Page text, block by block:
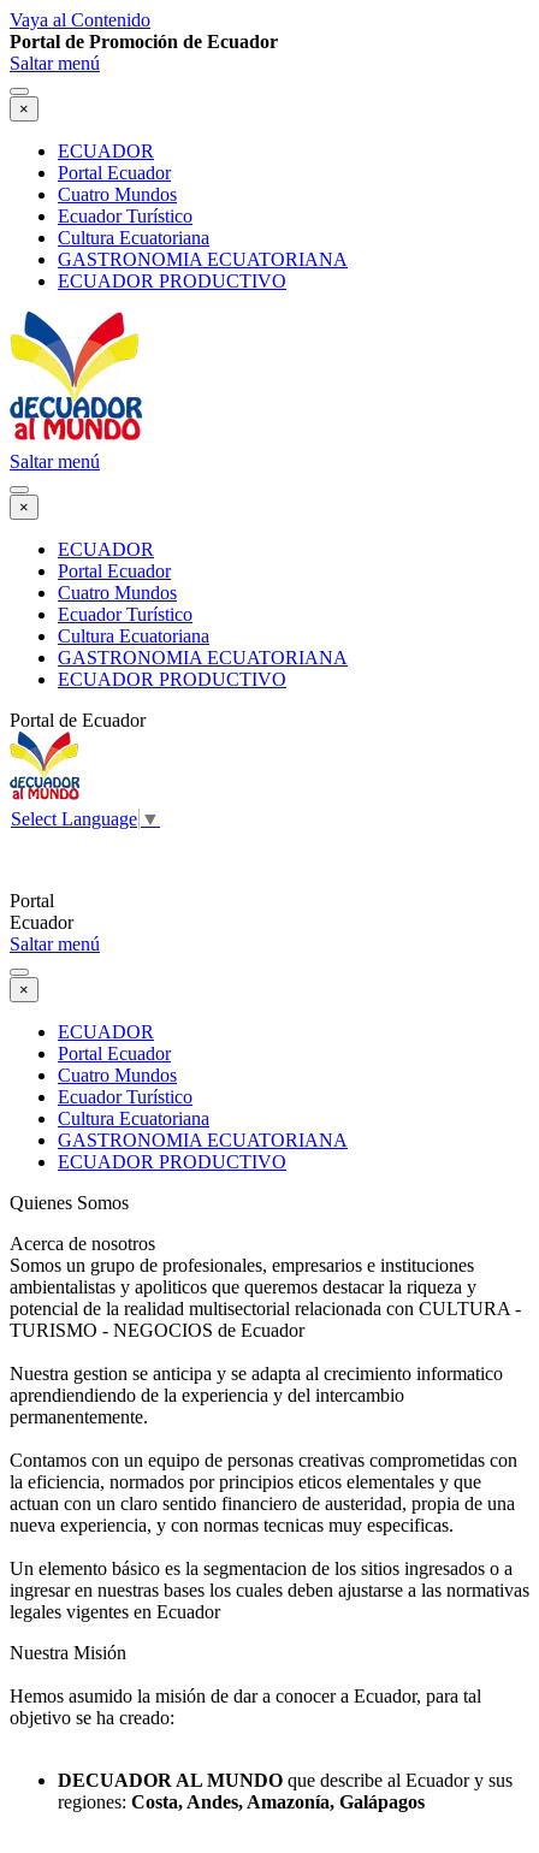
Vaya al Contenido
Portal de Promoción de Ecuador
Saltar menú
×
ECUADOR
Portal Ecuador
Cuatro Mundos
Ecuador Turístico
Cultura Ecuatoriana
GASTRONOMIA ECUATORIANA
ECUADOR PRODUCTIVO
Saltar menú
×
ECUADOR
Portal Ecuador
Cuatro Mundos
Ecuador Turístico
Cultura Ecuatoriana
GASTRONOMIA ECUATORIANA
ECUADOR PRODUCTIVO
Portal de Ecuador
Select Language ▼
Portal
Ecuador
Saltar menú
×
ECUADOR
Portal Ecuador
Cuatro Mundos
Ecuador Turístico
Cultura Ecuatoriana
GASTRONOMIA ECUATORIANA
ECUADOR PRODUCTIVO
Quienes Somos
Acerca de nosotros
Somos un grupo de profesionales, empresarios e instituciones
ambientalistas y apoliticos que queremos destacar la riqueza y
potencial de la realidad multisectorial relacionada con CULTURA -
TURISMO - NEGOCIOS de Ecuador
Nuestra gestion se anticipa y se adapta al crecimiento informatico
aprendiendiendo de la experiencia y del intercambio
permanentemente.
Contamos con un equipo de personas creativas comprometidas con
la eficiencia, normados por principios eticos elementales y que
actuan con un claro sentido financiero de austeridad, propia de una
nueva experiencia, y con normas tecnicas muy especificas.
Un elemento básico es la segmentacion de los sitios ingresados o a
ingresar en nuestras bases los cuales deben ajustarse a las normativas
legales vigentes en Ecuador
Nuestra Misión
Hemos asumido la misión de dar a conocer a Ecuador, para tal
objetivo se ha creado:
DECUADOR AL MUNDO que describe al Ecuador y sus
regiones: Costa, Andes, Amazonía, Galápagos